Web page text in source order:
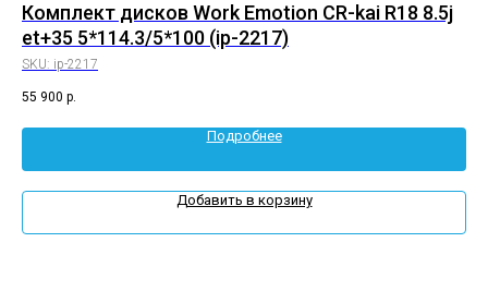
Комплект дисков Work Emotion CR-kai R18 8.5j
et+35 5*114.3/5*100 (ip-2217)
SKU: ip-2217
55 900 р.
Подробнее
Добавить в корзину